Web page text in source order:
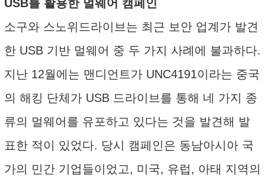
USB를 활용한 멀웨어 캠페인
소구와 스노위드라이브는 최근 보안 업계가 발견
한 USB 기반 멀웨어 중 두 가지 사례에 불과하다.
지난 12월에는 맨디언트가 UNC4191이라는 중국
의 해킹 단체가 USB 드라이브를 통해 네 가지 종
류의 멀웨어를 유포하고 있다는 것을 발견해 발
표한 적이 있었다. 당시 캠페인은 동남아시아 국
가의 민간 기업들이었고, 미국, 유럽, 아태 지역의